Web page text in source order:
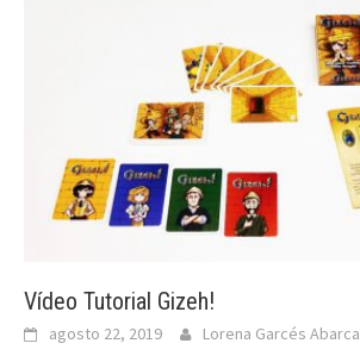
Vídeo Tutorial Gizeh!
agosto 22, 2019 Lorena Garcés Abarca